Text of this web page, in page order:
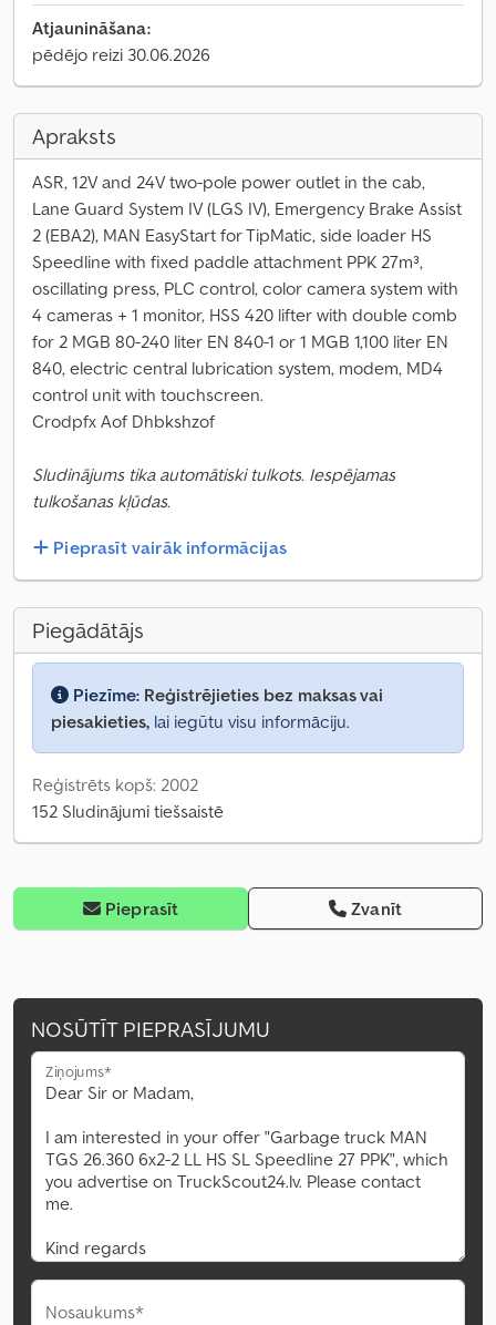
Atjaunināšana:
pēdējo reizi 30.06.2026
Apraksts
ASR, 12V and 24V two-pole power outlet in the cab,
Lane Guard System IV (LGS IV), Emergency Brake Assist
2 (EBA2), MAN EasyStart for TipMatic, side loader HS
Speedline with fixed paddle attachment PPK 27m³,
oscillating press, PLC control, color camera system with
4 cameras + 1 monitor, HSS 420 lifter with double comb
for 2 MGB 80-240 liter EN 840-1 or 1 MGB 1,100 liter EN
840, electric central lubrication system, modem, MD4
control unit with touchscreen.
Crodpfx Aof Dhbkshzof
Sludinājums tika automātiski tulkots. Iespējamas
tulkošanas kļūdas.
Pieprasīt vairāk informācijas
Piegādātājs
Piezīme: Reģistrējieties bez maksas vai
piesakieties, lai iegūtu visu informāciju.
Reģistrēts kopš: 2002
152 Sludinājumi tiešsaistē
Pieprasīt Zvanīt
NOSŪTĪT PIEPRASĪJUMU
Ziņojums*
Nosaukums*